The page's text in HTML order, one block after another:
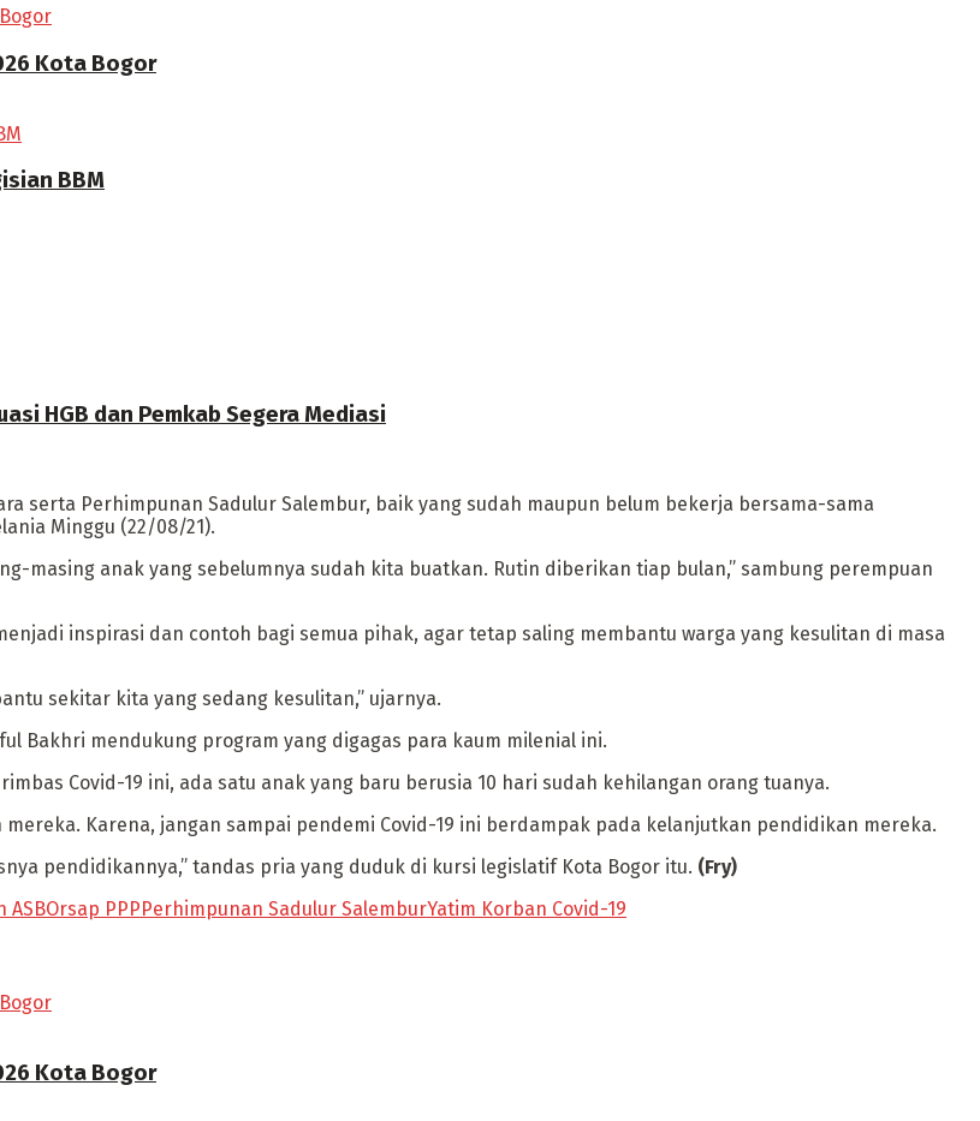
Kota Bogor
BBM
HGB dan Pemkab Segera Mediasi
serta Perhimpunan Sadulur Salembur, baik yang sudah maupun belum bekerja bersama-sama
Minggu (22/08/21).
masing anak yang sebelumnya sudah kita buatkan. Rutin diberikan tiap bulan,” sambung perempuan
inspirasi dan contoh bagi semua pihak, agar tetap saling membantu warga yang kesulitan di masa
sekitar kita yang sedang kesulitan,” ujarnya.
Bakhri mendukung program yang digagas para kaum milenial ini.
Covid-19 ini, ada satu anak yang baru berusia 10 hari sudah kehilangan orang tuanya.
Karena, jangan sampai pendemi Covid-19 ini berdampak pada kelanjutkan pendidikan mereka.
pendidikannya,” tandas pria yang duduk di kursi legislatif Kota Bogor itu. (Fry)
ASBOrsap PPPPerhimpunan Sadulur SalemburYatim Korban Covid-19
Kota Bogor